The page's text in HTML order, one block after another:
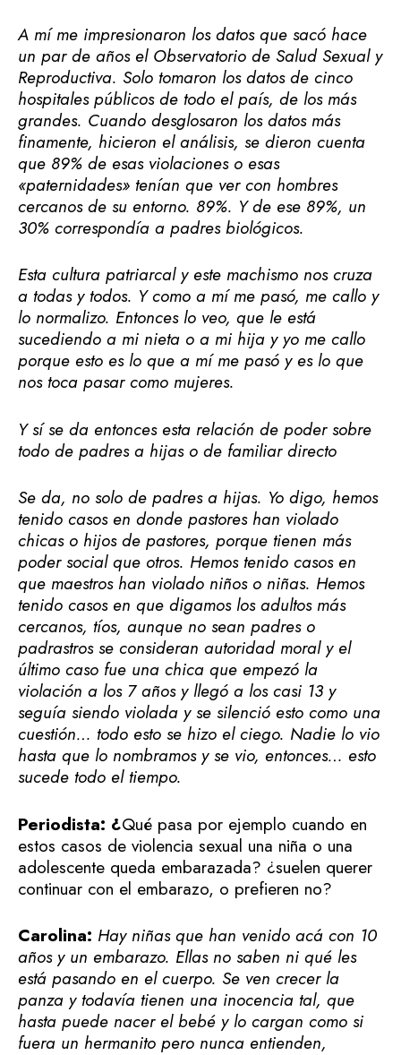
A mí me impresionaron los datos que sacó hace
un par de años el Observatorio de Salud Sexual y
Reproductiva. Solo tomaron los datos de cinco
hospitales públicos de todo el país, de los más
grandes. Cuando desglosaron los datos más
finamente, hicieron el análisis, se dieron cuenta
que 89% de esas violaciones o esas
«paternidades» tenían que ver con hombres
cercanos de su entorno. 89%. Y de ese 89%, un
30% correspondía a padres biológicos.
Esta cultura patriarcal y este machismo nos cruza
a todas y todos. Y como a mí me pasó, me callo y
lo normalizo. Entonces lo veo, que le está
sucediendo a mi nieta o a mi hija y yo me callo
porque esto es lo que a mí me pasó y es lo que
nos toca pasar como mujeres.
Y sí se da entonces esta relación de poder sobre
todo de padres a hijas o de familiar directo
Se da, no solo de padres a hijas. Yo digo, hemos
tenido casos en donde pastores han violado
chicas o hijos de pastores, porque tienen más
poder social que otros. Hemos tenido casos en
que maestros han violado niños o niñas. Hemos
tenido casos en que digamos los adultos más
cercanos, tíos, aunque no sean padres o
padrastros se consideran autoridad moral y el
último caso fue una chica que empezó la
violación a los 7 años y llegó a los casi 13 y
seguía siendo violada y se silenció esto como una
cuestión… todo esto se hizo el ciego. Nadie lo vio
hasta que lo nombramos y se vio, entonces… esto
sucede todo el tiempo.
Periodista: ¿Qué pasa por ejemplo cuando en
estos casos de violencia sexual una niña o una
adolescente queda embarazada? ¿suelen querer
continuar con el embarazo, o prefieren no?
Carolina: Hay niñas que han venido acá con 10
años y un embarazo. Ellas no saben ni qué les
está pasando en el cuerpo. Se ven crecer la
panza y todavía tienen una inocencia tal, que
hasta puede nacer el bebé y lo cargan como si
fuera un hermanito pero nunca entienden,